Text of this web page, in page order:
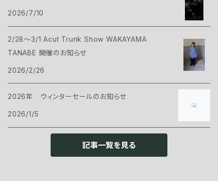
アクセサリー
ヴィヴィ
ハンモック
マット
コット
バックパック
サコッシュ・ポーチ
バックパックアクセサリー
ケース
トップス
Tシャツ・シャツ
シェル
インサレーション
パンツ・ショーツ
シェル
インサレーション
シューズ
Bush Craft
Cargo Container
2026/7/10
2/28～3/1 Acut Trunk Show WAKAYAMA
TANABE 開催のお知らせ
2026/2/26
2026年 ウィンターセールのお知らせ
2026/1/5
記事一覧を見る